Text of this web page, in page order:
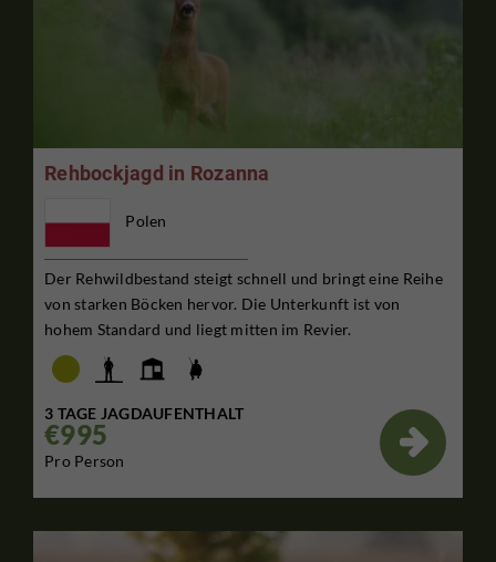
Rehbockjagd in Rozanna
Polen
Der Rehwildbestand steigt schnell und bringt eine Reihe
von starken Böcken hervor. Die Unterkunft ist von
hohem Standard und liegt mitten im Revier.
3 TAGE JAGDAUFENTHALT
€995
Pro Person
